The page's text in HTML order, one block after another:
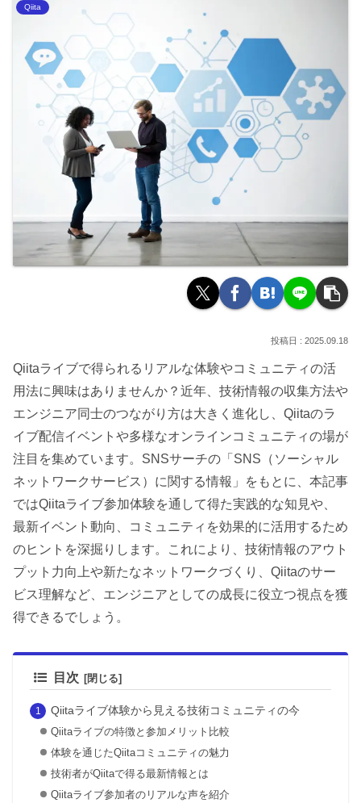
Qiita
2025.09.18
Qiitaライブで得られるリアルな体験やコミュニティの活
用法に興味はありませんか？近年、技術情報の収集方法や
エンジニア同士のつながり方は大きく進化し、Qiitaのラ
イブ配信イベントや多様なオンラインコミュニティの場が
注目を集めています。SNSサーチの「SNS（ソーシャル
ネットワークサービス）に関する情報」をもとに、本記事
ではQiitaライブ参加体験を通して得た実践的な知見や、
最新イベント動向、コミュニティを効果的に活用するため
のヒントを深掘りします。これにより、技術情報のアウト
プット力向上や新たなネットワークづくり、Qiitaのサー
ビス理解など、エンジニアとしての成長に役立つ視点を獲
得できるでしょう。
目次
Qiitaライブ体験から見える技術コミュニティの今
Qiitaライブの特徴と参加メリット比較
体験を通じたQiitaコミュニティの魅力
技術者がQiitaで得る最新情報とは
Qiitaライブ参加者のリアルな声を紹介